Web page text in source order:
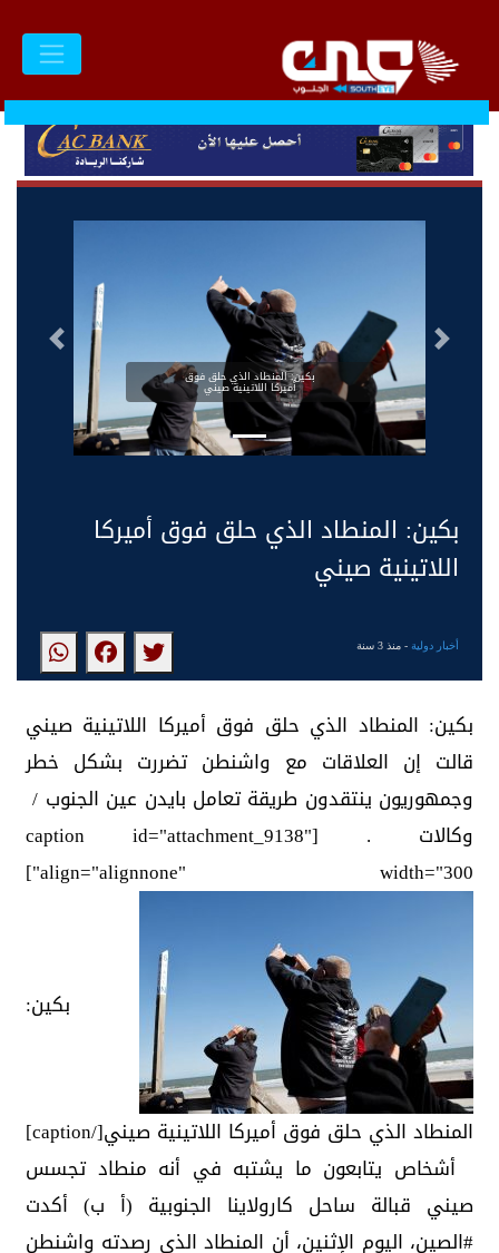
بكين: المنطاد الذي حلق فوق
أميركا اللاتينية صيني
التالى السابق
بكين: المنطاد الذي حلق فوق أميركا
اللاتينية صيني
أخبار دولية- منذ 3 سنة
بكين: المنطاد الذي حلق فوق أميركا اللاتينية صيني
قالت إن العلاقات مع واشنطن تضررت بشكل خطر
وجمهوريون ينتقدون طريقة تعامل بايدن عين الجنوب /
وكالات . [caption id="attachment_9138"
align="alignnone" width="300"]
بكين:
المنطاد الذي حلق فوق أميركا اللاتينية صيني[/caption]
أشخاص يتابعون ما يشتبه في أنه منطاد تجسس
صيني قبالة ساحل كارولاينا الجنوبية (أ ب) أكدت
#الصين، اليوم الإثنين، أن المنطاد الذي رصدته واشنطن